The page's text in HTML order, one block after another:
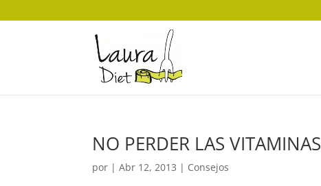
NO PERDER LAS VITAMINAS
por |Abr 12, 2013 | Consejos